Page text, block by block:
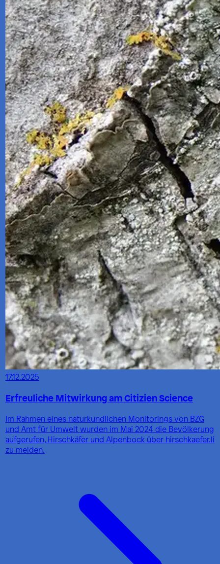
17.12.2025
Erfreuliche Mitwirkung am Citizien Science
Im Rahmen eines naturkundlichen Monitorings von BZG
und Amt für Umwelt wurden im Mai 2024 die Bevölkerung
aufgerufen, Hirschkäfer und Alpenbock über hirschkaefer.li
zu melden.